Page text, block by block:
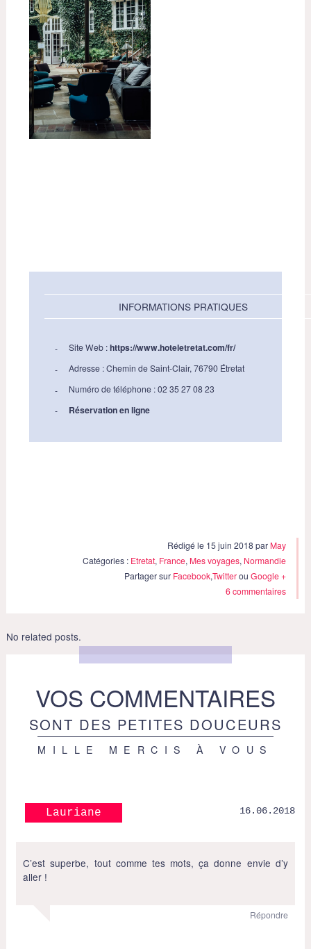
INFORMATIONS PRATIQUES
Site Web :https://www.hoteletretat.com/fr/
Adresse : Chemin de Saint-Clair, 76790 Étretat
Numéro de téléphone : 02 35 27 08 23
Réservation en ligne
Rédigé le 15 juin 2018 par May
Catégories : Etretat, France, Mes voyages, Normandie
Partager sur Facebook,TwitterouGoogle +
6 commentaires
No related posts.
VOS COMMENTAIRES
SONT DES PETITES DOUCEURS
MILLE MERCIS À VOUS
Lauriane 16.06.2018
C’est superbe, tout comme tes mots, ça donne envie d’y
aller !
Répondre